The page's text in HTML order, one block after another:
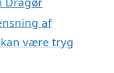
af
være tryg